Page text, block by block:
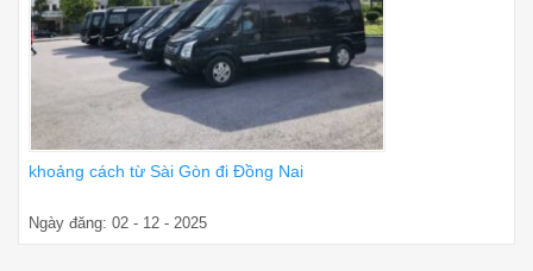
khoảng cách từ Sài Gòn đi Đồng Nai
Ngày đăng: 02 - 12 - 2025